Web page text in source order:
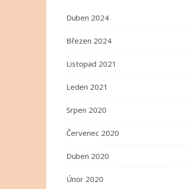
Duben 2024
Březen 2024
Listopad 2021
Leden 2021
Srpen 2020
Červenec 2020
Duben 2020
Únor 2020